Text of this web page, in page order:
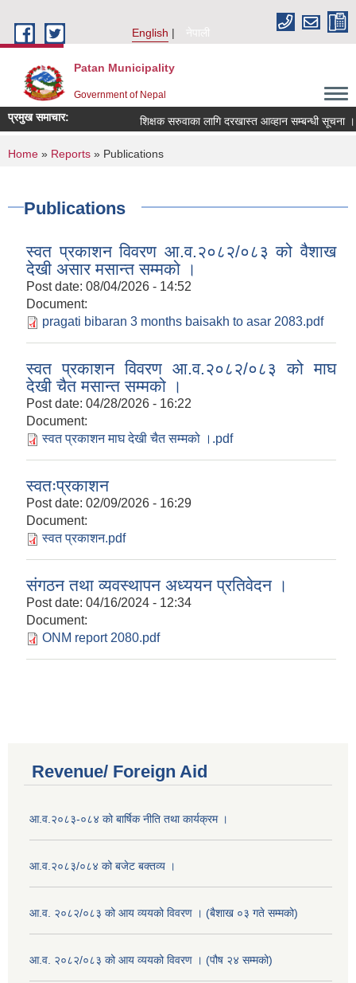
English
नेपाली
Patan Municipality
Government of Nepal
प्रमुख समाचार: शिक्षक सरुवाका लागि दरखास्त आव्हान सम्बन्धी सूचना ।
You are here
Home » Reports » Publications
Publications
स्वत प्रकाशन विवरण आ.व.२०८२/०८३ को वैशाख
देखी असार मसान्त सम्मको ।
Post date: 08/04/2026 - 14:52
Document:
pragati bibaran 3 months baisakh to asar 2083.pdf
स्वत प्रकाशन विवरण आ.व.२०८२/०८३ को माघ
देखी चैत मसान्त सम्मको ।
Post date: 04/28/2026 - 16:22
Document:
स्वत प्रकाशन माघ देखी चैत सम्मको ।.pdf
स्वतःप्रकाशन
Post date: 02/09/2026 - 16:29
Document:
स्वत प्रकाशन.pdf
संगठन तथा व्यवस्थापन अध्ययन प्रतिवेदन ।
Post date: 04/16/2024 - 12:34
Document:
ONM report 2080.pdf
Revenue/ Foreign Aid
आ.व.२०८३-०८४ को बार्षिक नीति तथा कार्यक्रम ।
आ.व.२०८३/०८४ को बजेट बक्तव्य ।
आ.व. २०८२/०८३ को आय व्ययको विवरण । (बैशाख ०३ गते सम्मको)
आ.व. २०८२/०८३ को आय व्ययको विवरण । (पौष २४ सम्मको)